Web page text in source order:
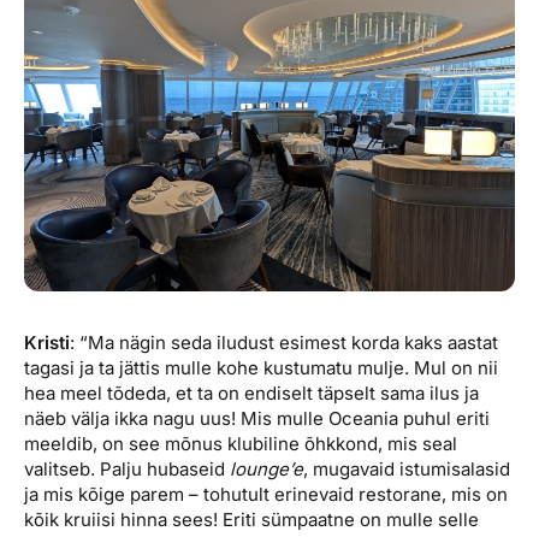
Kristi: “Ma nägin seda iludust esimest korda kaks aastat
tagasi ja ta jättis mulle kohe kustumatu mulje. Mul on nii
hea meel tõdeda, et ta on endiselt täpselt sama ilus ja
näeb välja ikka nagu uus! Mis mulle Oceania puhul eriti
meeldib, on see mõnus klubiline õhkkond, mis seal
valitseb. Palju hubaseid lounge’e, mugavaid istumisalasid
ja mis kõige parem – tohutult erinevaid restorane, mis on
kõik kruiisi hinna sees! Eriti sümpaatne on mulle selle